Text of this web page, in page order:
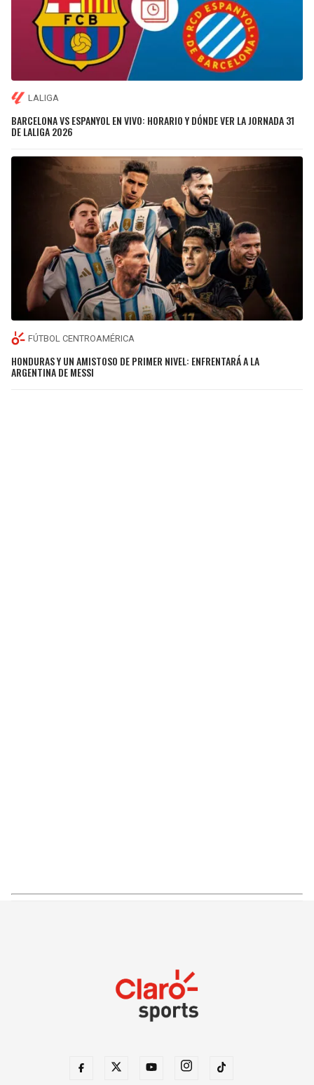
LALIGA
BARCELONA VS ESPANYOL EN VIVO: HORARIO Y DÓNDE VER LA JORNADA 31
DE LALIGA 2026
FÚTBOL CENTROAMÉRICA
HONDURAS Y UN AMISTOSO DE PRIMER NIVEL: ENFRENTARÁ A LA
ARGENTINA DE MESSI